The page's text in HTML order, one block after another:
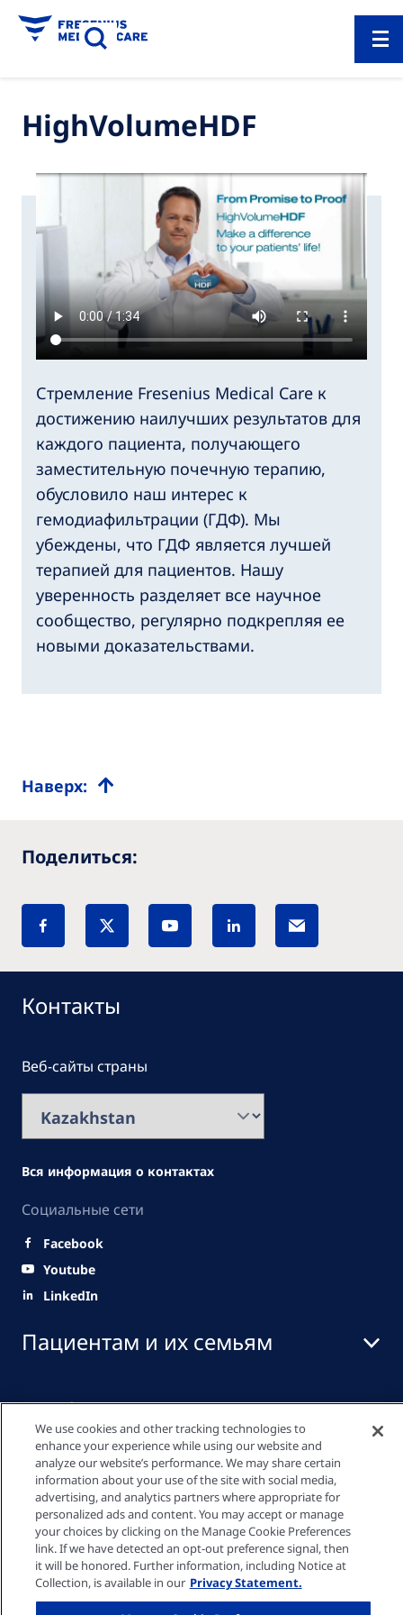
HighVolumeHDF
Стремление Fresenius Medical Care к
достижению наилучших результатов для
каждого пациента, получающего
заместительную почечную терапию,
обусловило наш интерес к
гемодиафильтрации (ГДФ). Мы
убеждены, что ГДФ является лучшей
терапией для пациентов. Нашу
уверенность разделяет все научное
сообщество, регулярно подкрепляя ее
новыми доказательствами.
Наверх:
Поделиться:
Пациентам и их семьям
Профессионалы
здравоохранения
Медиа центр
Контакты
Веб-сайты страны
Вся информация о контактах
Социальные сети
Facebook
Youtube
LinkedIn
Cookie параметрлері
We use cookies and other tracking technologies to
enhance your experience while using our website and
analyze our website’s performance. We may share certain
information about your use of the site with social media,
advertising, and analytics partners where appropriate for
personalized ads and content. You may accept or manage
your choices by clicking on the Manage Cookie Preferences
link. If we have detected an opt-out preference signal, then
it will be honored. Further information, including Notice at
Collection, is available in our Privacy Statement.